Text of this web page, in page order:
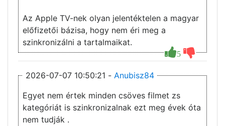
5
Az Apple TV-nek olyan jelentéktelen a magyar
előfizetői bázisa, hogy nem éri meg a
szinkronizálni a tartalmaikat.
2026-07-07 10:50:21 - Anubisz84
Egyet nem értek minden csöves filmet zs
kategóriát is szinkronizalnak ezt meg évek óta
nem tudják .